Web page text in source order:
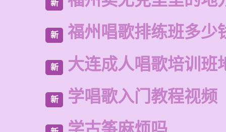
新
新 福州唱歌排练班多少
新 大连成人唱歌培训班
新 学唱歌入门教程视频